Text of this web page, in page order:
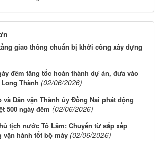
giao thông chuẩn bị khởi công xây dựng
đêm tăng tốc hoàn thành dự án, đưa vào
Thành (02/06/2026)
và Dân vận Thành ủy Đồng Nai phát động
500 ngày đêm (02/06/2026)
tịch nước Tô Lâm: Chuyển từ sắp xếp
vận hành tốt bộ máy (02/06/2026)